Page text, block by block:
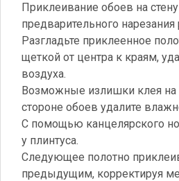
Приклеивание обоев на
предварительного нарезания
Разгладьте приклеенное
щеткой от центра к краям,
воздуха.
Возможные излишки клея на
стороне обоев удалите
С помощью канцелярского
у плинтуса.
Следующее полотно
предыдущим, корректируя